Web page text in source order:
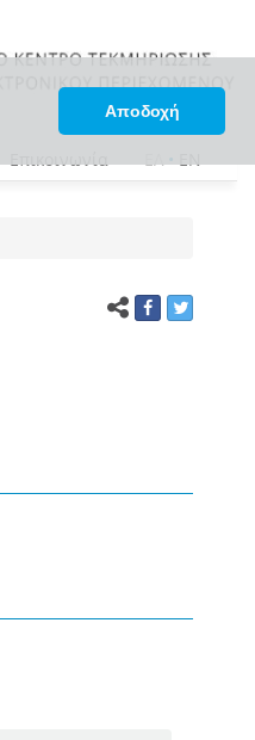
Αποδοχή
Επικοινωνία ΕΛ•EN